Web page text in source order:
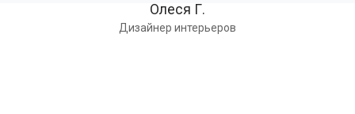
Олеся Г.
Дизайнер интерьеров